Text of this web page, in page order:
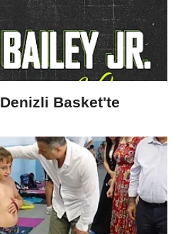
Basket'te